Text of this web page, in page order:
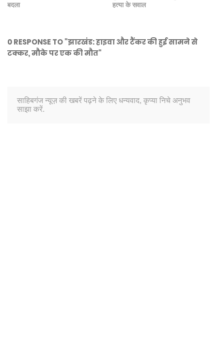
बदला
हत्या के सवाल
0 RESPONSE TO "झारखंड: हाइवा और टैंकर की हुई सामने से
टक्कर, मौके पर एक की मौत"
साहिबगंज न्यूज़ की खबरें पढ़ने के लिए धन्यवाद, कृप्या निचे अनुभव
साझा करें.